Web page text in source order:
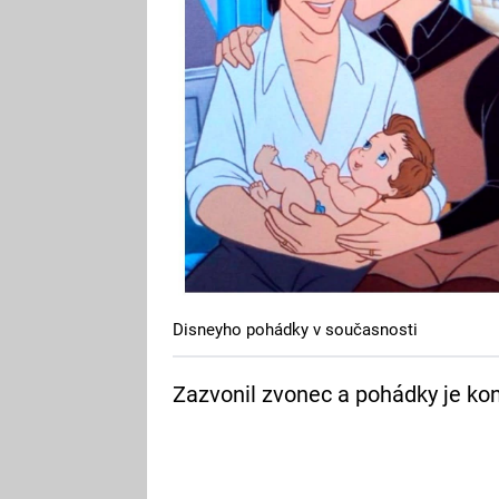
Disneyho pohádky v současnosti
Zazvonil zvonec a pohádky je